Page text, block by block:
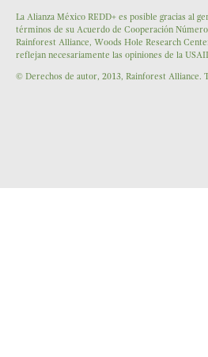
La Alianza México REDD+ es posible gracias al
términos de su Acuerdo de Cooperación
Rainforest Alliance, Woods Hole Research
reflejan necesariamente las opiniones de la
© Derechos de autor, 2013, Rainforest Alliance.